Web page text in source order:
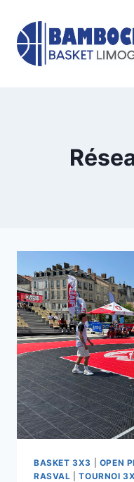
contenu
BASKET 3X3 OPEN
RASVAL |TOURNOI